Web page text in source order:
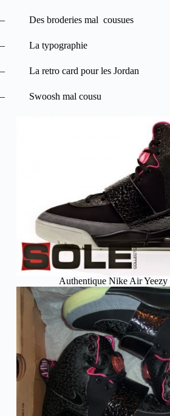
– Des broderies mal cousues
– La typographie
– La retro card pour les Jordan
– Swoosh mal cousu
Authentique Nike Air